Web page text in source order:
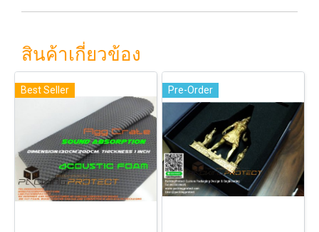
สินค้าเกี่ยวข้อง
Best Seller Pre-Order